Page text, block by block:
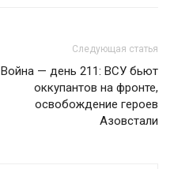
Следующая статья
Война — день 211: ВСУ бьют
оккупантов на фронте,
освобождение героев
Азовстали